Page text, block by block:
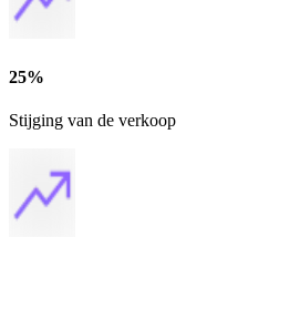
25%
Stijging van de verkoop